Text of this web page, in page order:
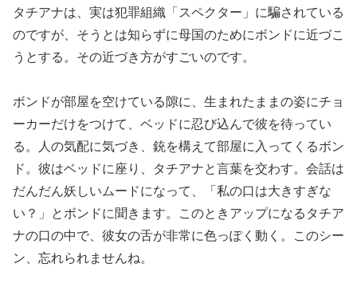
タチアナは、実は犯罪組織「スペクター」に騙されている
のですが、そうとは知らずに母国のためにボンドに近づこ
うとする。その近づき方がすごいのです。
ボンドが部屋を空けている隙に、生まれたままの姿にチョ
ーカーだけをつけて、ベッドに忍び込んで彼を待ってい
る。人の気配に気づき、銃を構えて部屋に入ってくるボン
ド。彼はベッドに座り、タチアナと言葉を交わす。会話は
だんだん妖しいムードになって、「私の口は大きすぎな
い？」とボンドに聞きます。このときアップになるタチア
ナの口の中で、彼女の舌が非常に色っぽく動く。このシー
ン、忘れられませんね。